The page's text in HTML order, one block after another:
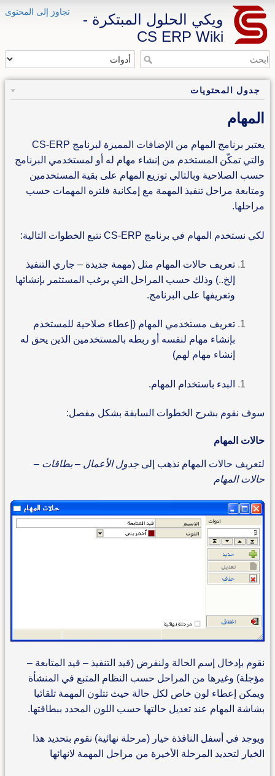
تجاوز إلى المحتوى
ويكي الحلول المبتكرة -
CS ERP Wiki
جدول المحتويات
المهام
يعتبر برنامج المهام من الإضافات المميزة لبرنامج CS-ERP
والتي تمكّن المستخدم من إنشاء مهام له أو لمستخدمي البرنامج
حسب الصلاحية وبالتالي توزيع المهام على بقية المستخدمين
ومتابعة مراحل تنفيذ المهمة مع إمكانية فلتره المهمات حسب
مراحلها.
لكي نستخدم المهام في برنامج CS-ERP نتبع الخطوات التالية:
تعريف حالات المهام مثل (مهمة جديدة – جاري التنفيذ
إلخ..) وذلك حسب المراحل التي يرغب المستثمر بإنشائها
وتعريفها على البرنامج.
تعريف مستخدمي المهام (إعطاء صلاحية للمستخدم
بإنشاء مهام لنفسه أو ربطه بالمستخدمين الذين يحق له
إنشاء مهام لهم)
البدء باستخدام المهام.
سوف نقوم بشرح الخطوات السابقة بشكل مفصل:
حالات المهام
لتعريف حالات المهام نذهب إلى جدول الأعمال – بطاقات –
حالات المهام
نقوم بإدخال إسم الحالة ولنفرض (قيد التنفيذ – قيد المتابعة –
مؤجلة) وغيرها من المراحل حسب النظام المتبع في المنشأة
ويمكن إعطاء لون خاص لكل حالة حيث تتلون المهمة تلقائيا
بشاشة المهام عند تعديل حالتها حسب اللون المحدد ببطاقتها.
ويوجد في أسفل النافذة خيار (مرحلة نهائية) نقوم بتحديد هذا
الخيار لتحديد المرحلة الأخيرة من مراحل المهمة لانهائها